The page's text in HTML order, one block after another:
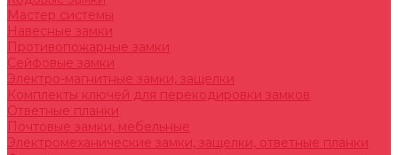
Мастер системы
Навесные замки
Противопожарные замки
Сейфовые замки
Электро-магнитные замки, защелки
Комплекты ключей для перекодировки замков
Ответные планки
Почтовые замки, мебельные
Электромеханические замки, защелки, ответные планки